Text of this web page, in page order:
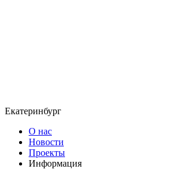
Екатеринбург
О нас
Новости
Проекты
Информация